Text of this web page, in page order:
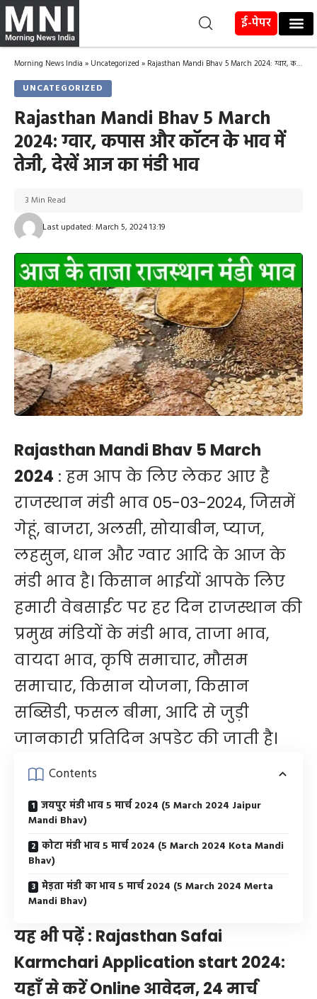
ई-पेपर
Morning News India » Uncategorized » Rajasthan Mandi Bhav 5 March 2024: ग्वार, कपास और कॉटन के भाव में तेजी, देखें आज का मंडी भाव
UNCATEGORIZED
Rajasthan Mandi Bhav 5 March
2024: ग्वार, कपास और कॉटन के भाव में
तेजी, देखें आज का मंडी भाव
Last updated: March 5, 2024 13:19
3 Min Read
Rajasthan Mandi Bhav 5 March
2024 : हम आप के लिए लेकर आए है
राजस्थान मंडी भाव 05-03-2024, जिसमें
गेहूं, बाजरा, अलसी, सोयाबीन, प्याज,
लहसुन, धान और ग्वार आदि के आज के
मंडी भाव है। किसान भाईयों आपके लिए
हमारी वेबसाईट पर हर दिन राजस्थान की
प्रमुख मंडियों के मंडी भाव, ताजा भाव,
वायदा भाव, कृषि समाचार, मौसम
समाचार, किसान योजना, किसान
सब्सिडी, फसल बीमा, आदि से जुड़ी
जानकारी प्रतिदिन अपडेट की जाती है।
Contents
जयपुर मंडी भाव 5 मार्च 2024 (5 March 2024 Jaipur
Mandi Bhav)
कोटा मंडी भाव 5 मार्च 2024 (5 March 2024 Kota Mandi
Bhav)
मेड़ता मंडी का भाव 5 मार्च 2024 (5 March 2024 Merta
Mandi Bhav)
यह भी पढ़ें : Rajasthan Safai
Karmchari Application start 2024:
यहाँ से करें Online आवेदन, 24 मार्च